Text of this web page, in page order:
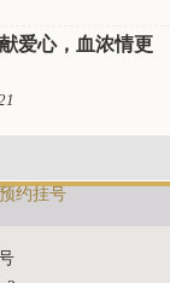
爱心，血浓情更
预约挂号